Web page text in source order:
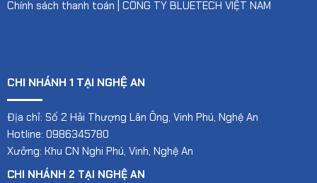
Chính sách thanh toán | CÔNG TY BLUETECH VIỆT NAM
CHI NHÁNH 1 TẠI NGHỆ AN
Địa chỉ: Số 2 Hải Thượng Lãn Ông, Vinh Phú, Nghệ An
Hotline: 0986345780
Xưởng: Khu CN Nghi Phú, Vinh, Nghệ An
CHI NHÁNH 2 TẠI NGHỆ AN